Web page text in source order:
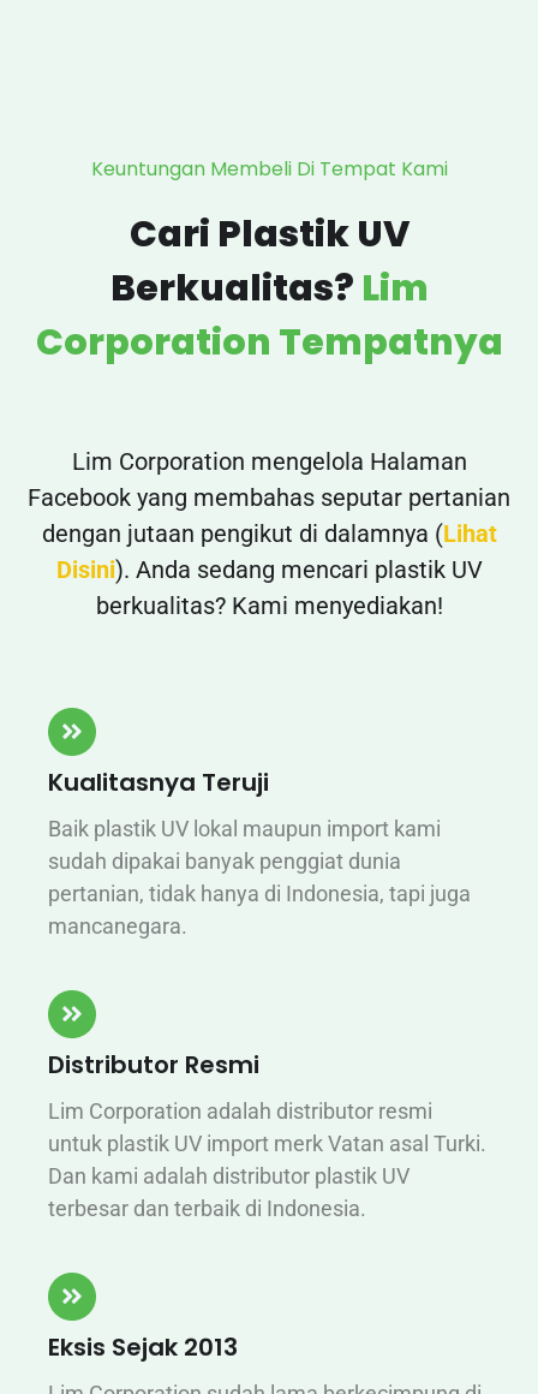
Keuntungan Membeli Di Tempat Kami
Cari Plastik UV
Berkualitas? Lim
Corporation Tempatnya
Lim Corporation mengelola Halaman
Facebook yang membahas seputar pertanian
dengan jutaan pengikut di dalamnya (Lihat
Disini). Anda sedang mencari plastik UV
berkualitas? Kami menyediakan!
Kualitasnya Teruji
Baik plastik UV lokal maupun import kami
sudah dipakai banyak penggiat dunia
pertanian, tidak hanya di Indonesia, tapi juga
mancanegara.
Distributor Resmi
Lim Corporation adalah distributor resmi
untuk plastik UV import merk Vatan asal Turki.
Dan kami adalah distributor plastik UV
terbesar dan terbaik di Indonesia.
Eksis Sejak 2013